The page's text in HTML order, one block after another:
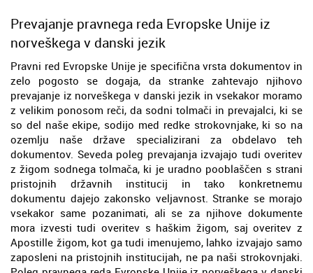
Prevajanje pravnega reda Evropske Unije iz
norveškega v danski jezik
Pravni red Evropske Unije je specifična vrsta dokumentov in
zelo pogosto se dogaja, da stranke zahtevajo njihovo
prevajanje iz norveškega v danski jezik in vsekakor moramo
z velikim ponosom reči, da sodni tolmači in prevajalci, ki se
so del naše ekipe, sodijo med redke strokovnjake, ki so na
ozemlju naše države specializirani za obdelavo teh
dokumentov. Seveda poleg prevajanja izvajajo tudi overitev
z žigom sodnega tolmača, ki je uradno pooblaščen s strani
pristojnih državnih institucij in tako konkretnemu
dokumentu dajejo zakonsko veljavnost. Stranke se morajo
vsekakor same pozanimati, ali se za njihove dokumente
mora izvesti tudi overitev s haškim žigom, saj overitev z
Apostille žigom, kot ga tudi imenujemo, lahko izvajajo samo
zaposleni na pristojnih institucijah, ne pa naši strokovnjaki.